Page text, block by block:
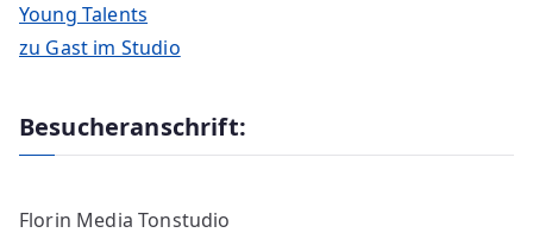
Young Talents
zu Gast im Studio
Besucheranschrift:
Florin Media Tonstudio